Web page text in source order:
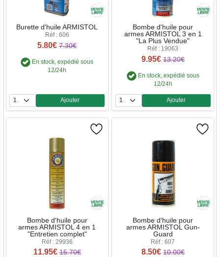
Burette d'huile ARMISTOL
Réf : 606
5.80€ 7.30€
En stock, expédié sous
12/24h
Quantité
Ajouter
Bombe d'huile pour
armes ARMISTOL 3 en 1
"La Plus Vendue"
Réf : 19063
9.95€ 13.20€
En stock, expédié sous
12/24h
Quantité
Ajouter
Bombe d'huile pour
armes ARMISTOL 4 en 1
"Entretien complet"
Réf : 29936
11.95€ 15.70€
Bombe d'huile pour
armes ARMISTOL Gun-
Guard
Réf : 607
8.50€ 10.00€